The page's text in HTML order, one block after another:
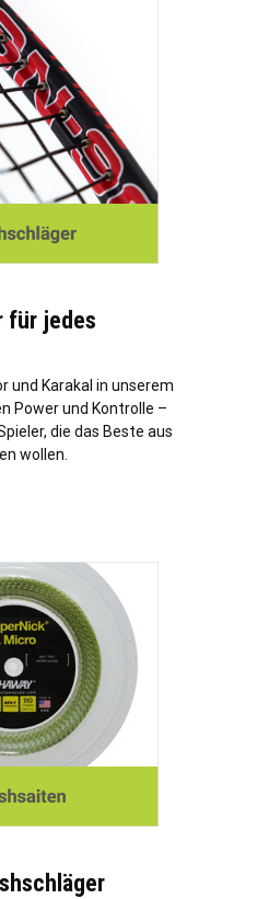
für jedes
und Karakal in unserem
Power und Kontrolle –
die das Beste aus
wollen.